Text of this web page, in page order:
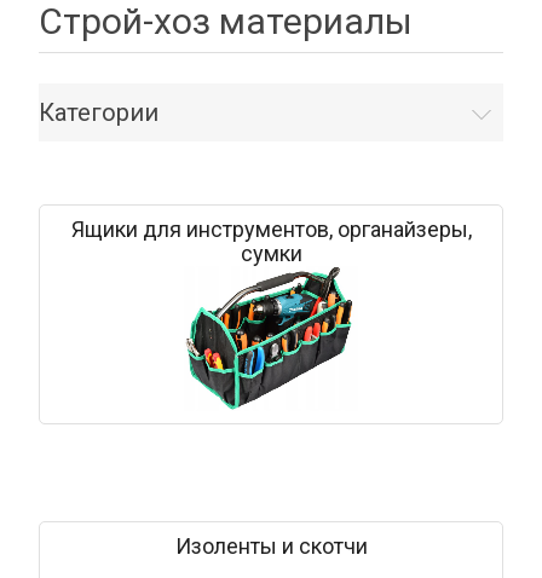
Строй-хоз материалы
Категории
Ящики для инструментов, органайзеры,
сумки
Изоленты и скотчи